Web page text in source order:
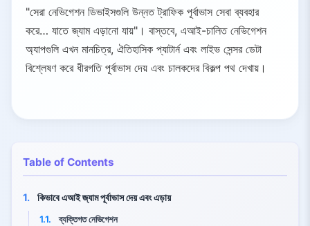
"সেরা নেভিগেশন ডিভাইসগুলি উন্নত ট্রাফিক পূর্বাভাস সেবা ব্যবহার
করে… যাতে জ্যাম এড়ানো যায়"। বাস্তবে, এআই-চালিত নেভিগেশন
অ্যাপগুলি এখন মানচিত্র, ঐতিহাসিক প্যাটার্ন এবং লাইভ সেন্সর ডেটা
বিশ্লেষণ করে ধীরগতি পূর্বাভাস দেয় এবং চালকদের বিকল্প পথ দেখায়।
Table of Contents
1. কিভাবে এআই জ্যাম পূর্বাভাস দেয় এবং এড়ায়
1.1.
ব্যক্তিগত নেভিগেশন